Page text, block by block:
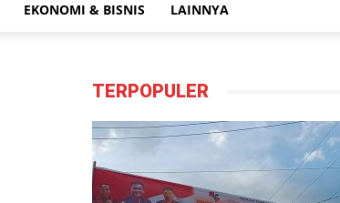
EKONOMI & BISNIS LAINNYA
TERPOPULER